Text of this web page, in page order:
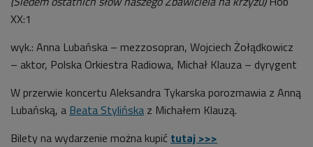
XX:1
wyk.: Anna Lubańska – mezzosopran, Wojciech Żołądkowicz
– aktor, Polska Orkiestra Radiowa, Michał Klauza – dyrygent
W przerwie koncertu Aleksandra Tykarska porozmawia z Anną
Lubańską, a Beata Stylińska z Michałem Klauzą.
Bilety na wydarzenie można kupić tutaj >>>